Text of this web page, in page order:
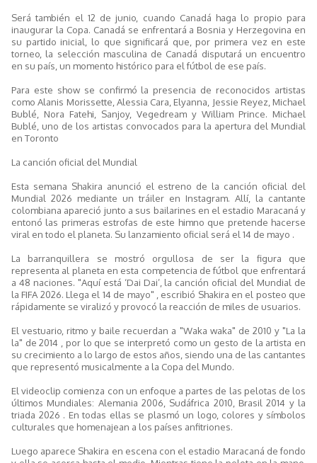
Será también el 12 de junio, cuando Canadá haga lo propio para
inaugurar la Copa. Canadá se enfrentará a Bosnia y Herzegovina en
su partido inicial, lo que significará que, por primera vez en este
torneo, la selección masculina de Canadá disputará un encuentro
en su país, un momento histórico para el fútbol de ese país.
Para este show se confirmó la presencia de reconocidos artistas
como Alanis Morissette, Alessia Cara, Elyanna, Jessie Reyez, Michael
Bublé, Nora Fatehi, Sanjoy, Vegedream y William Prince. Michael
Bublé, uno de los artistas convocados para la apertura del Mundial
en Toronto
La canción oficial del Mundial
Esta semana Shakira anunció el estreno de la canción oficial del
Mundial 2026 mediante un tráiler en Instagram. Allí, la cantante
colombiana apareció junto a sus bailarines en el estadio Maracaná y
entonó las primeras estrofas de este himno que pretende hacerse
viral en todo el planeta. Su lanzamiento oficial será el 14 de mayo .
La barranquillera se mostró orgullosa de ser la figura que
representa al planeta en esta competencia de fútbol que enfrentará
a 48 naciones. "Aquí está ‘Dai Dai’, la canción oficial del Mundial de
la FIFA 2026. Llega el 14 de mayo" , escribió Shakira en el posteo que
rápidamente se viralizó y provocó la reacción de miles de usuarios.
El vestuario, ritmo y baile recuerdan a "Waka waka" de 2010 y "La la
la" de 2014 , por lo que se interpretó como un gesto de la artista en
su crecimiento a lo largo de estos años, siendo una de las cantantes
que representó musicalmente a la Copa del Mundo.
El videoclip comienza con un enfoque a partes de las pelotas de los
últimos Mundiales: Alemania 2006, Sudáfrica 2010, Brasil 2014 y la
triada 2026 . En todas ellas se plasmó un logo, colores y símbolos
culturales que homenajean a los países anfitriones.
Luego aparece Shakira en escena con el estadio Maracaná de fondo